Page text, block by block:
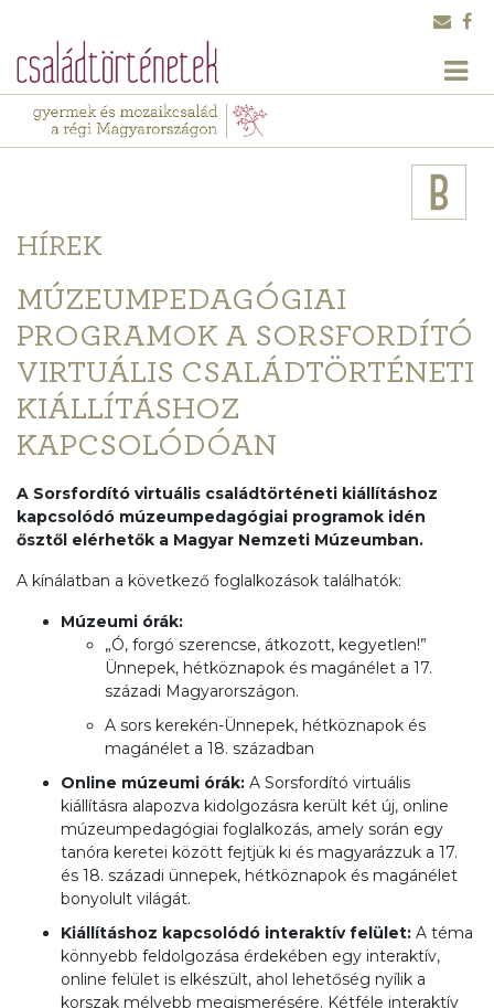
HÍREK
MÚZEUMPEDAGÓGIAI
PROGRAMOK A SORSFORDÍTÓ
VIRTUÁLIS CSALÁDTÖRTÉNETI
KIÁLLÍTÁSHOZ
KAPCSOLÓDÓAN
A Sorsfordító virtuális családtörténeti kiállításhoz
kapcsolódó múzeumpedagógiai programok idén
ősztől elérhetők a Magyar Nemzeti Múzeumban.
A kínálatban a következő foglalkozások találhatók:
Múzeumi órák:
„Ó, forgó szerencse, átkozott, kegyetlen!”
Ünnepek, hétköznapok és magánélet a 17.
századi Magyarországon.
A sors kerekén-Ünnepek, hétköznapok és
magánélet a 18. században
Online múzeumi órák: A Sorsfordító virtuális
kiállításra alapozva kidolgozásra került két új, online
múzeumpedagógiai foglalkozás, amely során egy
tanóra keretei között fejtjük ki és magyarázzuk a 17.
és 18. századi ünnepek, hétköznapok és magánélet
bonyolult világát.
Kiállításhoz kapcsolódó interaktív felület​: A téma
könnyebb feldolgozása érdekében egy interaktív,
online felület is elkészült, ahol lehetőség nyílik a
korszak mélyebb megismerésére. Kétféle interaktív